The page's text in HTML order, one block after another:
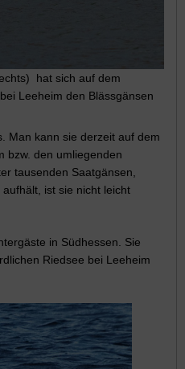
hat sich auf dem
Leeheim den Blässgänsen
Man kann sie derzeit auf dem
bzw. den umliegenden
tausenden Saatgänsen,
ist sie nicht leicht
in Südhessen. Sie
Riedsee bei Leeheim